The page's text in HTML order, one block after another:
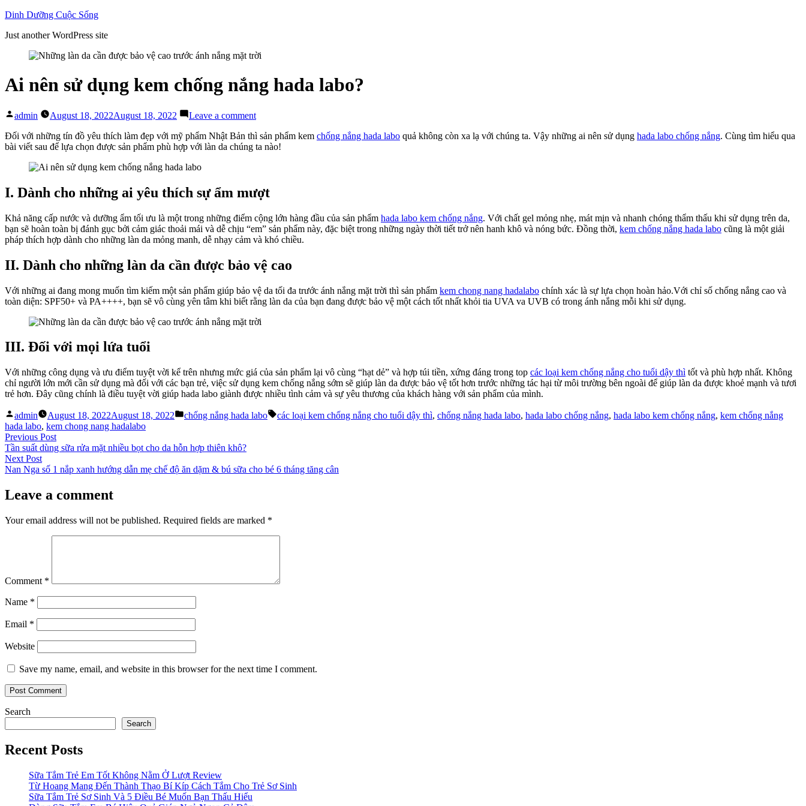
Skip
content
Dinh Dưỡng Cuộc Sống
Just another WordPress site
Ai nên sử dụng kem chống nắng hada labo?
Posted
admin August 18, 2022August 18, 2022 Leave a commenton
nên
sử
nắng
hada
Đối với những tín đồ yêu thích làm đẹp với mỹ phẩm Nhật Bản thì sản phẩm kem chống nắng hada labo quả không còn xa lạ với chúng ta. Vậy những ai nên sử dụng hada labo chống nắng. Cùng tìm hiểu qua
bài viết sau để lựa chọn được sản phẩm phù hợp với làn da chúng ta nào!
I. Dành cho những ai yêu thích sự ẩm mượt
Khả năng cấp nước và dưỡng ẩm tối ưu là một trong những điểm cộng lớn hàng đầu của sản phẩm hada labo kem chống nắng. Với chất gel mỏng nhẹ, mát mịn và nhanh chóng thẩm thấu khi sử dụng trên da,
bạn sẽ hoàn toàn bị đánh gục bởi cảm giác thoải mái và dễ chịu “em” sản phẩm này, đặc biệt trong những ngày thời tiết trở nên hanh khô và nóng bức. Đồng thời, kem chống nắng hada labo cũng là một giải
pháp thích hợp dành cho những làn da mỏng manh, dễ nhạy cảm và khó chiều.
II. Dành cho những làn da cần được bảo vệ cao
Với những ai đang mong muốn tìm kiếm một sản phẩm giúp bảo vệ da tối đa trước ánh nắng mặt trời thì sản phẩm kem chong nang hadalabo chính xác là sự lựa chọn hoàn hảo.Với chỉ số chống nắng cao và
toàn diện: SPF50+ và PA++++, bạn sẽ vô cùng yên tâm khi biết rằng làn da của bạn đang được bảo vệ một cách tốt nhất khỏi tia UVA va UVB có trong ánh nắng mỗi khi sử dụng.
III. Đối với mọi lứa tuổi
Với những công dụng và ưu điểm tuyệt vời kể trên nhưng mức giá của sản phẩm lại vô cùng “hạt dẻ” và hợp túi tiền, xứng đáng trong top các loại kem chống nắng cho tuổi dậy thì tốt và phù hợp nhất. Không
chỉ người lớn mới cần sử dụng mà đối với các bạn trẻ, việc sử dụng kem chống nắng sớm sẽ giúp làn da được bảo vệ tốt hơn trước những tác hại từ môi trường bên ngoài để giúp làn da được khoẻ mạnh và tươi
trẻ hơn. Đây cũng chính là điều tuyệt vời giúp hada labo giành được nhiều tình cảm và sự yêu thương của khách hàng với sản phẩm của mình.
Posted
by
admin August 18, 2022August 18, 2022
Posted
chống nắng hada labo Tags:
các loại kem chống nắng cho tuổi dậy thì, chống nắng hada labo, hada labo chống nắng, hada labo kem chống nắng, kem chống nắng
hada labo, kem chong nang hadalabo
Post
navigation
Previous PostPrevious
post:
Tần suất dùng sữa rửa mặt nhiều bọt cho da hỗn hợp thiên khô?
Next PostNext
post:
Nan Nga số 1 nắp xanh hướng dẫn mẹ chế độ ăn dặm & bú sữa cho bé 6 tháng tăng cân
Leave a comment
Your email address will not be published. Required fields are marked *
Comment *
Name *
Email *
Website
Save my name, email, and website in this browser for the next time I comment.
Search
Search
Recent Posts
Sữa Tắm Trẻ Em Tốt Không Nằm Ở Lượt Review
Từ Hoang Mang Đến Thành Thạo Bí Kíp Cách Tắm Cho Trẻ Sơ Sinh
Sữa Tắm Trẻ Sơ Sinh Và 5 Điều Bé Muốn Bạn Thấu Hiểu